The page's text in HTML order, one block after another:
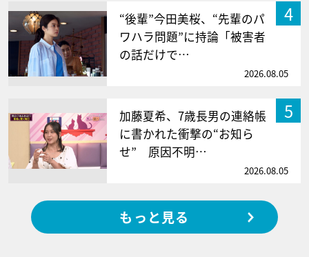
4
“後輩”今田美桜、“先輩のパ
ワハラ問題”に持論「被害者
の話だけで…
2026.08.05
5
加藤夏希、7歳長男の連絡帳
に書かれた衝撃の“お知ら
せ” 原因不明…
2026.08.05
もっと見る